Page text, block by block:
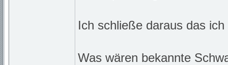
Ich schließe daraus das
Was wären bekannte